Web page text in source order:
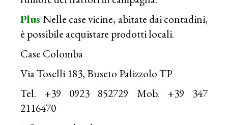
Plus Nelle case vicine, abitate dai contadini,
è possibile acquistare prodotti locali.
Case Colomba
Via Toselli 183, Buseto Palizzolo TP
Tel. +39 0923 852729 Mob. +39 347
2116470